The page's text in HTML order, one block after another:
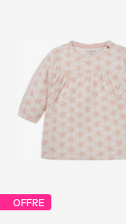
OFFRE